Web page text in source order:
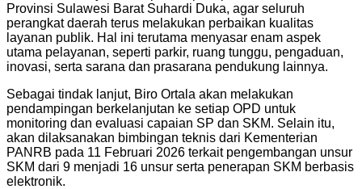
Provinsi Sulawesi Barat Suhardi Duka, agar seluruh
perangkat daerah terus melakukan perbaikan kualitas
layanan publik. Hal ini terutama menyasar enam aspek
utama pelayanan, seperti parkir, ruang tunggu, pengaduan,
inovasi, serta sarana dan prasarana pendukung lainnya.
Sebagai tindak lanjut, Biro Ortala akan melakukan
pendampingan berkelanjutan ke setiap OPD untuk
monitoring dan evaluasi capaian SP dan SKM. Selain itu,
akan dilaksanakan bimbingan teknis dari Kementerian
PANRB pada 11 Februari 2026 terkait pengembangan unsur
SKM dari 9 menjadi 16 unsur serta penerapan SKM berbasis
elektronik.